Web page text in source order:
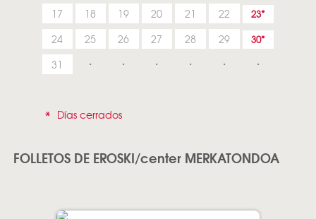
17 18 19 20 21 22 23
24 25 26 27 28 29 30
31
* Días cerrados
FOLLETOS DE EROSKI/center MERKATONDOA